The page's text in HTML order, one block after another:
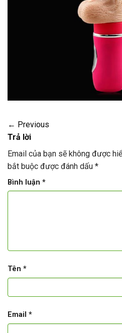
← Previous
Trả lời
Email của bạn sẽ không được
bắt buộc được đánh dấu *
Bình luận *
Tên *
Email *